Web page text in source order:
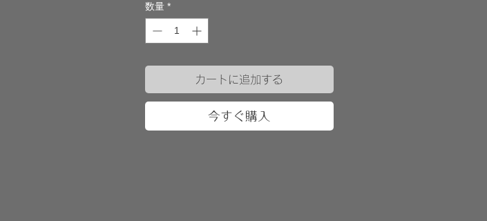
数量 *
カートに追加する
今すぐ購入